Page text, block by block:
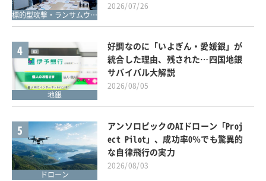
標的型攻撃・ランサムウェア対策
2026/07/26
4
地銀
好調なのに「いよぎん・愛媛銀」が
統合した理由、残された…四国地銀
サバイバル大解説
2026/08/05
5
ドローン
アンソロピックのAIドローン「Proj
ect Pilot」、成功率0％でも驚異的
な自律飛行の実力
2026/08/03